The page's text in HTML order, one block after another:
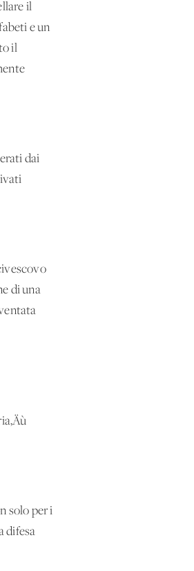
il
e un
il
dai
di una
solo per i
difesa